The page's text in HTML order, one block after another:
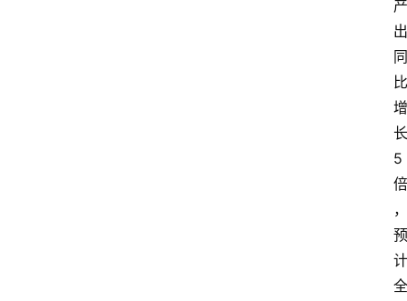
产
出
同
比
增
长
5
倍
，
预
计
全